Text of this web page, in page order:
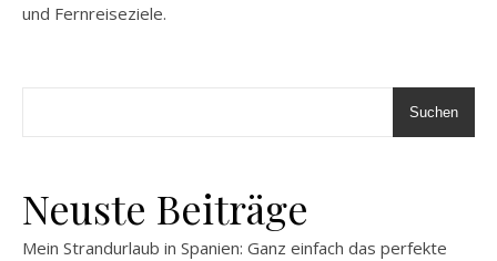
und Fernreiseziele.
Suchen
Neuste Beiträge
Mein Strandurlaub in Spanien: Ganz einfach das perfekte